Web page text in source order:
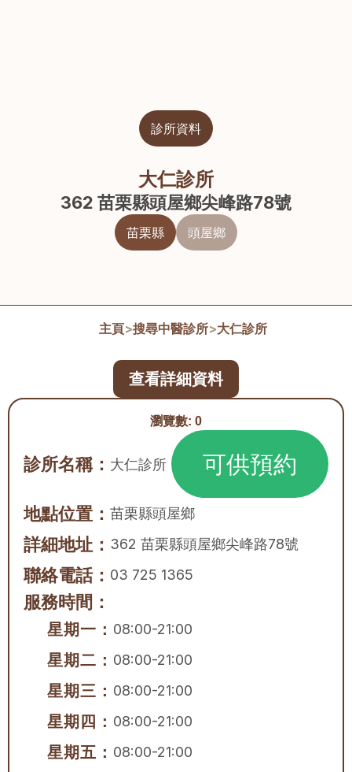
診所資料
大仁診所
362 苗栗縣頭屋鄉尖峰路78號
苗栗縣 頭屋鄉
主頁>搜尋中醫診所>大仁診所
瀏覽數: 0
診所名稱： 大仁診所 可供預約
地點位置： 苗栗縣頭屋鄉
詳細地址： 362 苗栗縣頭屋鄉尖峰路78號
聯絡電話： 03 725 1365
服務時間：
星期一： 08:00-21:00
星期二： 08:00-21:00
星期三： 08:00-21:00
星期四： 08:00-21:00
星期五： 08:00-21:00
查看詳細資料